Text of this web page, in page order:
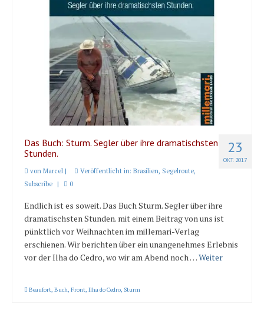
Abonnieren
Yachtüberführung weltweit
INSELN Roman
23
OKT. 2017
Das Buch: Sturm. Segler über ihre dramatischsten
Stunden.
von Marcel | Veröffentlicht in: Brasilien, Segelroute,
Subscribe
| 0
Endlich ist es soweit. Das Buch Sturm. Segler über ihre
dramatischsten Stunden. mit einem Beitrag von uns ist
pünktlich vor Weihnachten im millemari-Verlag
erschienen. Wir berichten über ein unangenehmes Erlebnis
vor der Ilha do Cedro, wo wir am Abend noch …Weiter
Beaufort, Buch, Front, Ilha do Cedro, Sturm